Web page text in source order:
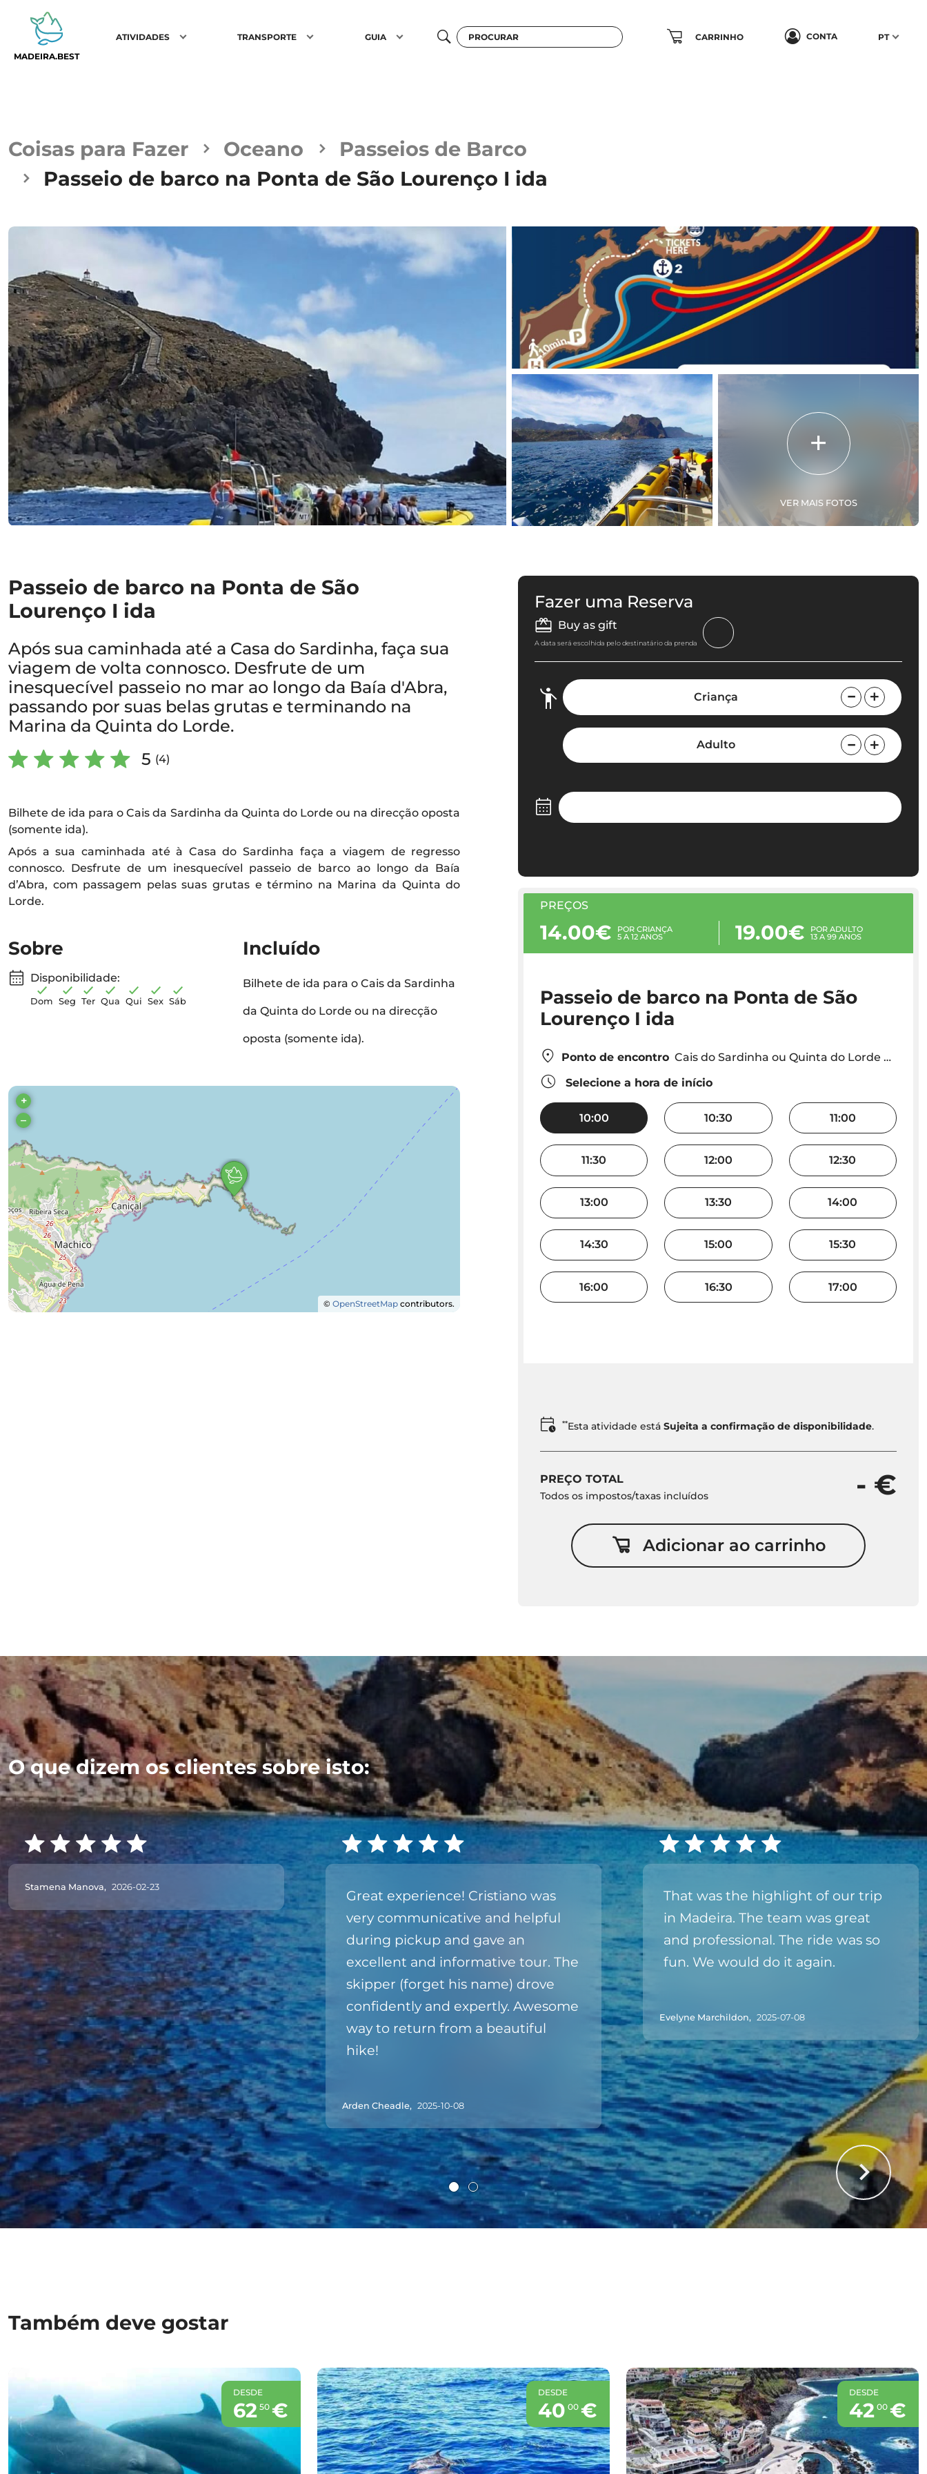
MADEIRA.BEST
ATIVIDADES TRANSPORTE GUIA CARRINHO CONTA PT
Coisas para Fazer Oceano
Passeios de Barco
Passeio de barco na Ponta de São Lourenço I ida
VER MAIS FOTOS
Passeio de barco na Ponta de São
Lourenço I ida
Após sua caminhada até a Casa do Sardinha, faça sua
viagem de volta connosco. Desfrute de um
inesquecível passeio no mar ao longo da Baía d'Abra,
passando por suas belas grutas e terminando na
Marina da Quinta do Lorde.
5 (4)
Bilhete de ida para o Cais da Sardinha da Quinta do Lorde ou na direcção oposta
(somente ida).
Após a sua caminhada até à Casa do Sardinha faça a viagem de regresso
connosco. Desfrute de um inesquecível passeio de barco ao longo da Baía
d’Abra, com passagem pelas suas grutas e término na Marina da Quinta do
Lorde.
Sobre
Disponibilidade:
Dom Seg Ter Qua Qui Sex Sáb
Incluído
Bilhete de ida para o Cais da Sardinha
da Quinta do Lorde ou na direcção
oposta (somente ida).
+
–
©OpenStreetMap contributors.
Fazer uma Reserva
Buy as gift
A data será escolhida pelo destinatário da prenda
Criança
Adulto
PREÇOS
14.00€ POR CRIANÇA
5 A 12 ANOS 19.00€ POR ADULTO
13 A 99 ANOS
Passeio de barco na Ponta de São
Lourenço I ida
Ponto de encontro Cais do Sardinha ou Quinta do Lorde Marina
Selecione a hora de início
10:00 10:30 11:00
11:30 12:00 12:30
13:00 13:30 14:00
14:30 15:00 15:30
16:00 16:30 17:00
**Esta atividade estáSujeita a confirmação de disponibilidade.
PREÇO TOTAL
Todos os impostos/taxas incluídos - €
Adicionar ao carrinho
O que dizem os clientes sobre isto:
Stamena Manova, 2026-02-23
Great experience! Cristiano was
very communicative and helpful
during pickup and gave an
excellent and informative tour. The
skipper (forget his name) drove
confidently and expertly. Awesome
way to return from a beautiful
hike!
Arden Cheadle, 2025-10-08
That was the highlight of our trip
in Madeira. The team was great
and professional. The ride was so
fun. We would do it again.
Evelyne Marchildon, 2025-07-08
Também deve gostar
DESDE
62 50 €
DESDE
40 00 €
DESDE
42 00 €